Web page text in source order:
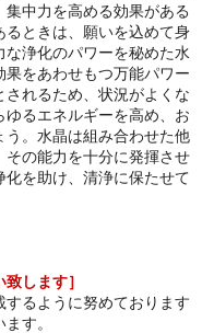
中力を高める効果がある
るときは、願いを込めて身
浄化のパワーを秘めた水
をあわせもつ万能パワー
れるため、状況がよくな
るエネルギーを高め、お
。水晶は組み合わせた他
の能力を十分に発揮させ
を助け、清浄に保たせて
します］
するように努めております
す。